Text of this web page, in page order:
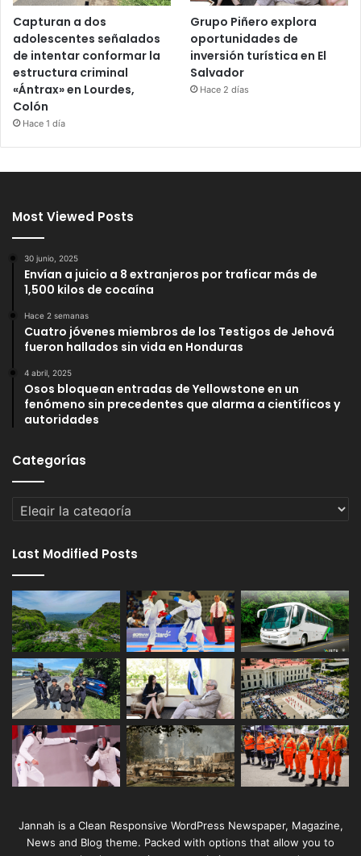
Capturan a dos
adolescentes señalados
de intentar conformar la
estructura criminal
«Ántrax» en Lourdes,
Colón
Hace 1 día
Grupo Piñero explora
oportunidades de
inversión turística en El
Salvador
Hace 2 días
Most Viewed Posts
30 junio, 2025
Envían a juicio a 8 extranjeros por traficar más de
1,500 kilos de cocaína
Hace 2 semanas
Cuatro jóvenes miembros de los Testigos de Jehová
fueron hallados sin vida en Honduras
4 abril, 2025
Osos bloquean entradas de Yellowstone en un
fenómeno sin precedentes que alarma a científicos y
autoridades
Categorías
Categorías
Last Modified Posts
Jannah is a Clean Responsive WordPress Newspaper, Magazine,
News and Blog theme. Packed with options that allow you to